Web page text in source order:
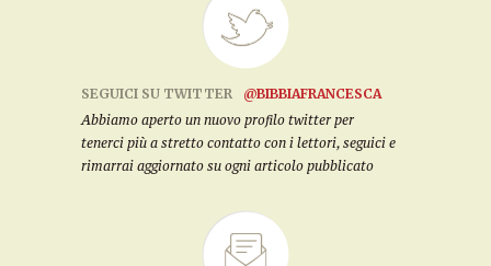
SEGUICI SU TWITTER
@BIBBIAFRANCESCA
Abbiamo aperto un nuovo profilo twitter per
tenerci più a stretto contatto con i lettori, seguici e
rimarrai aggiornato su ogni articolo pubblicato